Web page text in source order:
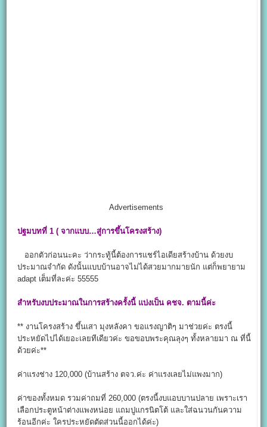
Advertisements
ปฐมบทที่ 1 ( จากแบบ…สู่การขึ้นโครงสร้าง)
ออกตัวก่อนนะคะ ว่ากระทู้นี้ต้องการแชร์ไอเดียสร้างบ้าน ด้วยงบ
ประมาณจำกัด ดังนั้นแบบบ้านอาจไม่ได้สวยมากมายนัก แต่ก็พยายาม
adapt เต็มที่ละค่ะ 55555
สำหรับงบประมาณในการสร้างครั้งนี้ แบ่งเป็น คชจ. ตามนี้ค่ะ
** งานโครงสร้าง ขึ้นเสา มุงหลังคา ขอแรงญาติๆ มาช่วยค่ะ ตรงนี้
ประหยัดไปได้เยอะเลยทีเดียวค่ะ ขอขอบพระคุณลุงๆ ทั้งหลายมา ณ ที่นี้
ด้วยค่ะ**
ค่าแรงช่าง 120,000 (บ้านสร้าง ตจว.ค่ะ ค่าแรงเลยไม่แพงมาก)
ค่าของทั้งหมด รวมค่าถมที่ 260,000 (ตรงนี้งบแอบบานปลาย เพราะเรา
เลือกประตูหน้าต่างแพงหน่อย แถมปูแกรนิตโต้ และใส่ฉนวนกันความ
ร้อนอีกค่ะ ใครประหยัดตัดส่วนนี้ออกได้ค่ะ)